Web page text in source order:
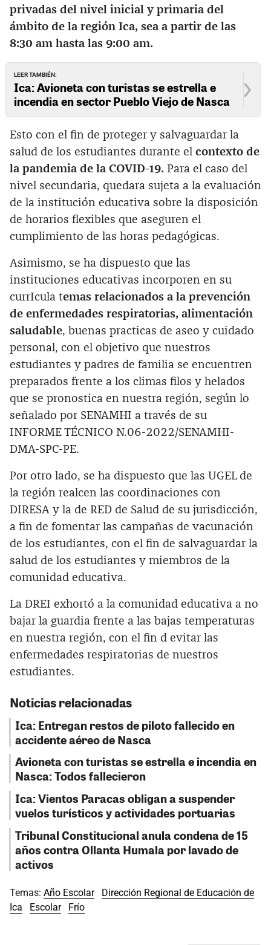
privadas del nivel inicial y primaria del
ámbito de la región Ica, sea a partir de las
8:30 am hasta las 9:00 am.
LEER TAMBIÉN:
Ica: Avioneta con turistas se estrella e
incendia en sector Pueblo Viejo de Nasca
Esto con el fin de proteger y salvaguardar la
salud de los estudiantes durante el contexto de
la pandemia de la COVID-19. Para el caso del
nivel secundaria, quedara sujeta a la evaluación
de la institución educativa sobre la disposición
de horarios flexibles que aseguren el
cumplimiento de las horas pedagógicas.
Asimismo, se ha dispuesto que las
instituciones educativas incorporen en su
currIcula temas relacionados a la prevención
de enfermedades respiratorias, alimentación
saludable, buenas practicas de aseo y cuidado
personal, con el objetivo que nuestros
estudiantes y padres de familia se encuentren
preparados frente a los climas filos y helados
que se pronostica en nuestra región, según lo
señalado por SENAMHI a través de su
INFORME TÉCNICO N.06-2022/SENAMHI-
DMA-SPC-PE.
Por otro lado, se ha dispuesto que las UGEL de
la región realcen las coordinaciones con
DIRESA y la de RED de Salud de su jurisdicción,
a fin de fomentar las campañas de vacunación
de los estudiantes, con el fin de salvaguardar la
salud de los estudiantes y miembros de la
comunidad educativa.
La DREI exhortó a la comunidad educativa a no
bajar la guardia frente a las bajas temperaturas
en nuestra región, con el fin d evitar las
enfermedades respiratorias de nuestros
estudiantes.
Noticias relacionadas
Ica: Entregan restos de piloto fallecido en
accidente aéreo de Nasca
Avioneta con turistas se estrella e incendia en
Nasca: Todos fallecieron
Ica: Vientos Paracas obligan a suspender
vuelos turísticos y actividades portuarias
Tribunal Constitucional anula condena de 15
años contra Ollanta Humala por lavado de
activos
Temas: Año Escolar
Dirección Regional de Educación de
Ica
Escolar Frío